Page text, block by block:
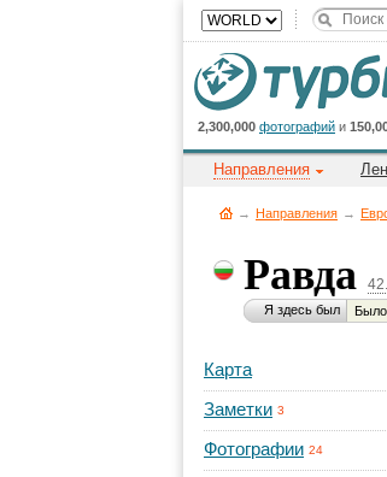
2,300,000 фотографий и
Направления
→ Направления →
Равда
Я здесь был
Карта
Заметки 3
Фотографии 24